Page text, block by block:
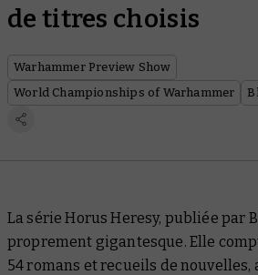
de titres choisis
Warhammer Preview Show
World Championships of Warhammer
La série Horus Heresy, publiée par
proprement gigantesque. Elle
54 romans et recueils de nouvelles,